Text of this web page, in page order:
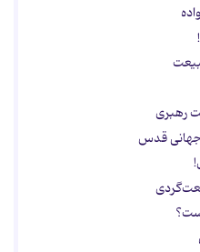
رهبری
جهانی قدس